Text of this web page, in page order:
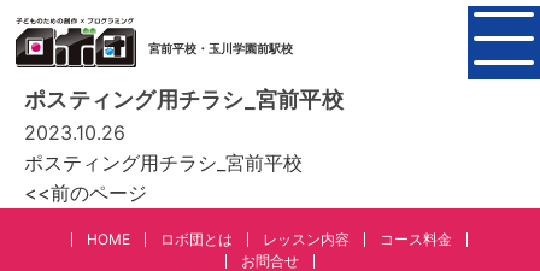
宮前平校・玉川学園前駅校
ポスティング用チラシ_宮前平校
2023.10.26
ポスティング用チラシ_宮前平校
<<前のページ
HOME ロボ団とは レッスン内容
コース料金
お問合せ